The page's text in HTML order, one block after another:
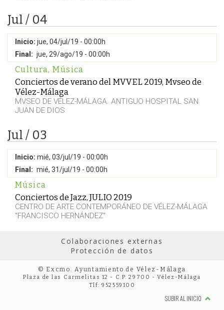
Jul / 04
Inicio: jue, 04/jul/19 - 00:00h
Final: jue, 29/ago/19 - 00:00h
Cultura, Música
Conciertos de verano del MVVEL 2019, Mvseo de
Vélez-Málaga
MVSEO DE VÉLEZ-MÁLAGA. ANTIGUO HOSPITAL SAN
JUAN DE DIOS
Jul / 03
Inicio: mié, 03/jul/19 - 00:00h
Final: mié, 31/jul/19 - 00:00h
Música
Conciertos de Jazz, JULIO 2019
CENTRO DE ARTE CONTEMPORÁNEO DE VÉLEZ-MÁLAGA
"FRANCISCO HERNÁNDEZ"
Colaboraciones externas
Protección de datos
© Excmo. Ayuntamiento de Vélez-Málaga
Plaza de las Carmelitas 12 - C.P. 29700 - Vélez-Málaga
Tlf: 952559100
SUBIR AL INICIO